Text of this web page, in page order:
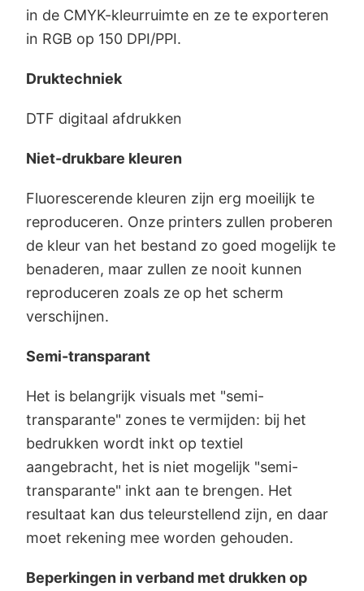
in de CMYK-kleurruimte en ze te exporteren
in RGB op 150 DPI/PPI.
Druktechniek
DTF digitaal afdrukken
Niet-drukbare kleuren
Fluorescerende kleuren zijn erg moeilijk te
reproduceren. Onze printers zullen proberen
de kleur van het bestand zo goed mogelijk te
benaderen, maar zullen ze nooit kunnen
reproduceren zoals ze op het scherm
verschijnen.
Semi-transparant
Het is belangrijk visuals met "semi-
transparante" zones te vermijden: bij het
bedrukken wordt inkt op textiel
aangebracht, het is niet mogelijk "semi-
transparante" inkt aan te brengen. Het
resultaat kan dus teleurstellend zijn, en daar
moet rekening mee worden gehouden.
Beperkingen in verband met drukken op